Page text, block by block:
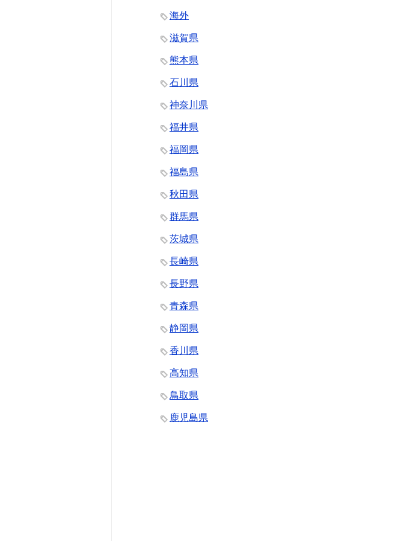
海外
滋賀県
熊本県
石川県
神奈川県
福井県
福岡県
福島県
秋田県
群馬県
茨城県
長崎県
長野県
青森県
静岡県
香川県
高知県
鳥取県
鹿児島県